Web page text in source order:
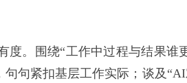
。围绕“工作中过程与结果谁
句紧扣基层工作实际；谈及“AI